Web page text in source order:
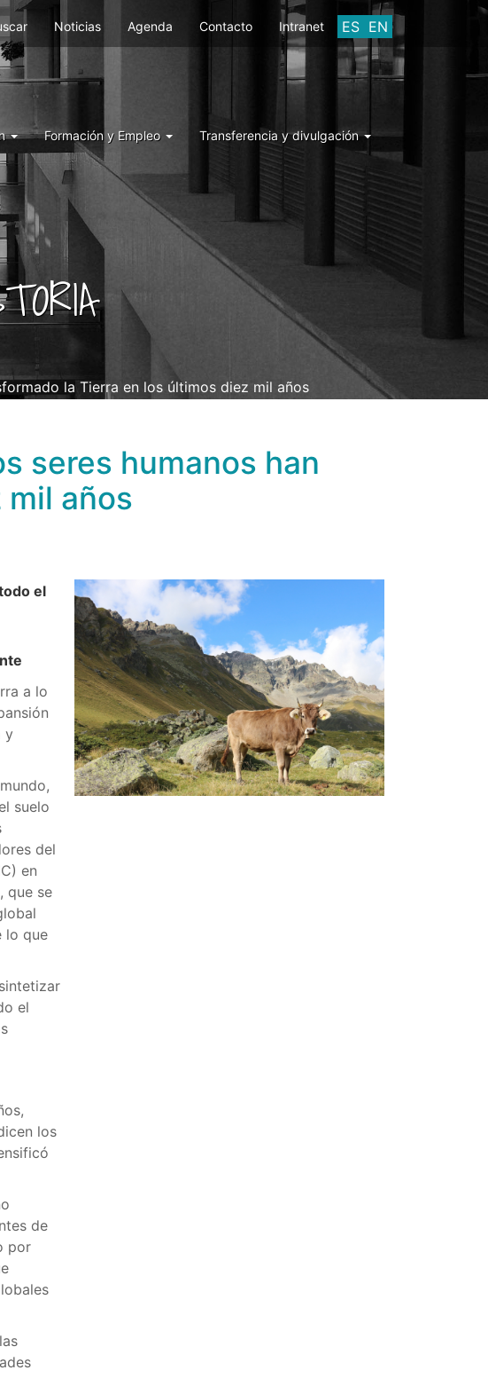
ES EN
Noticias Agenda Contacto Intranet
Formación y Empleo Transferencia y divulgación
la Tierra en los últimos diez mil años
seres humanos han
años
el
a lo
y
suelo
del
en
que se
lo que
el
los
de
por